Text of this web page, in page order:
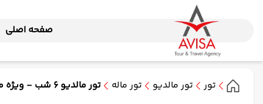
صفحه اصلی
تور تور مالدیو تور ماله تور مالدیو 6 شب - ویژه مردادماه 1405 ( فلای دبی )